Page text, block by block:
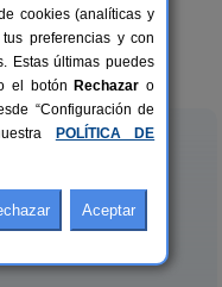
4 pers.
desde40 €
cookies (analíticas y
preferencias y con
Estas últimas puedes
el botón Rechazar o
“Configuración de
POLÍTICA DE